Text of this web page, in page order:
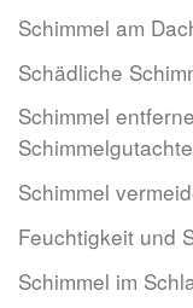
Schimmel am
Schädliche
Schimmel
Schimmel
Feuchtigkeit und
Schimmel im